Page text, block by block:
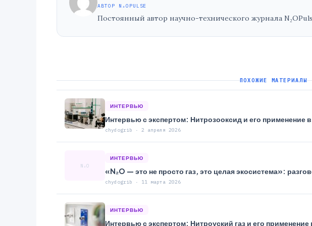
АВТОР N₂OPULSE
Постоянный автор научно-технического журнала
ПОХОЖИЕ МАТЕРИАЛЫ
ИНТЕРВЬЮ
Интервью с экспертом: Нитрозооксид и его применение
chydogrib · 2 апреля 2026
N₂O
ИНТЕРВЬЮ
«N₂O — это не просто газ, это целая экосистема»:
chydogrib · 11 марта 2026
ИНТЕРВЬЮ
Интервью с экспертом: Нитроуский газ и его